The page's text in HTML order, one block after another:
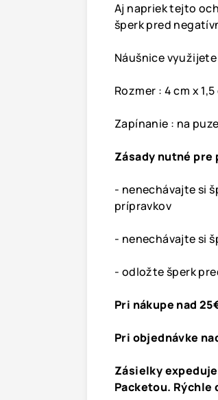
Aj napriek tejto
šperk pred
Náušnice
Rozmer : 4 cm x 1,5
Zapínanie : na
Zásady nutné
- nenechávajte si
prípravkov
- nenechávajte si
- odložte šperk
Pri nákupe nad
Pri objednávke
Zásielky
Packetou. Rýchle